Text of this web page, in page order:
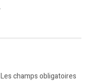
Les champs obligatoires